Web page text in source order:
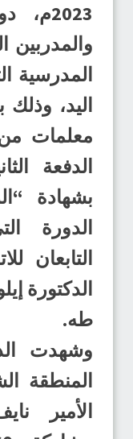
والمدربين
المدرسية
معلمات من
الدفعة
الدورة
التابعان
الدكتورة
طه.
وشهدت
المنطقة
الأمير